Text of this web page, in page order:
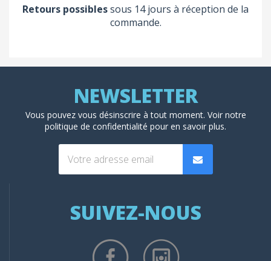
Retours possiblessous 14 jours à réception de la
commande.
Vous pouvez vous désinscrire à tout moment. Voir notre
politique de confidentialité pour en savoir plus.
SUIVEZ-NOUS